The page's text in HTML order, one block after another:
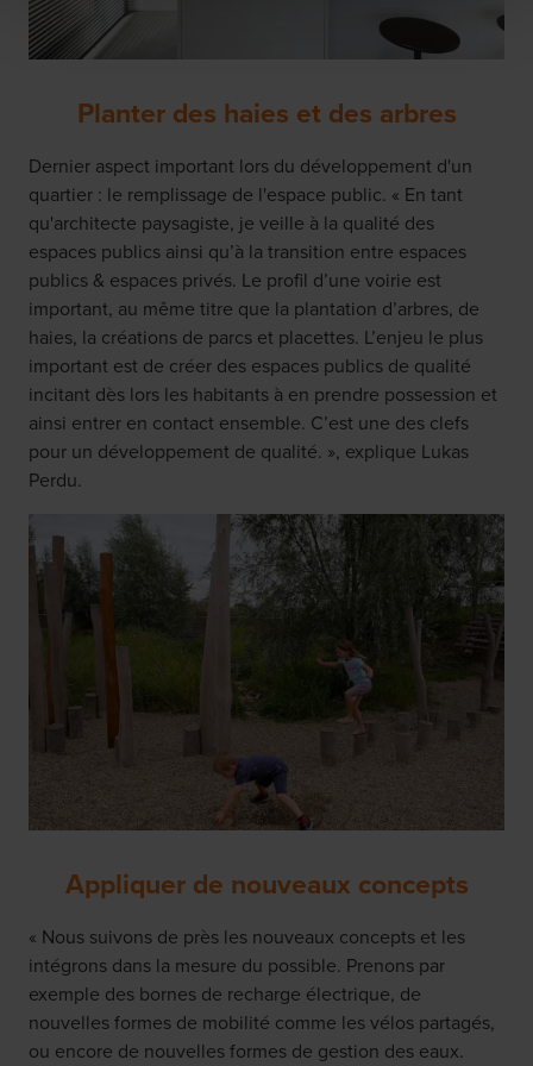
Planter des haies et des arbres
Dernier aspect important lors du développement d'un
quartier : le remplissage de l'espace public. « En tant
qu'architecte paysagiste, je veille à la qualité des
espaces publics ainsi qu’à la transition entre espaces
publics & espaces privés. Le profil d’une voirie est
important, au même titre que la plantation d’arbres, de
haies, la créations de parcs et placettes. L’enjeu le plus
important est de créer des espaces publics de qualité
incitant dès lors les habitants à en prendre possession et
ainsi entrer en contact ensemble. C’est une des clefs
pour un développement de qualité. », explique Lukas
Perdu.
Appliquer de nouveaux concepts
« Nous suivons de près les nouveaux concepts et les
intégrons dans la mesure du possible. Prenons par
exemple des bornes de recharge électrique, de
nouvelles formes de mobilité comme les vélos partagés,
ou encore de nouvelles formes de gestion des eaux.